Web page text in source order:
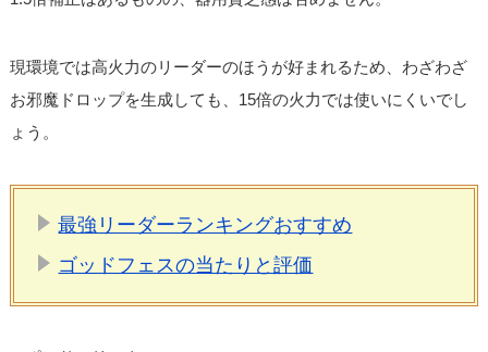
現環境では高火力のリーダーのほうが好まれるため、わざわざ
お邪魔ドロップを生成しても、15倍の火力では使いにくいでし
ょう。
最強リーダーランキングおすすめ
ゴッドフェスの当たりと評価